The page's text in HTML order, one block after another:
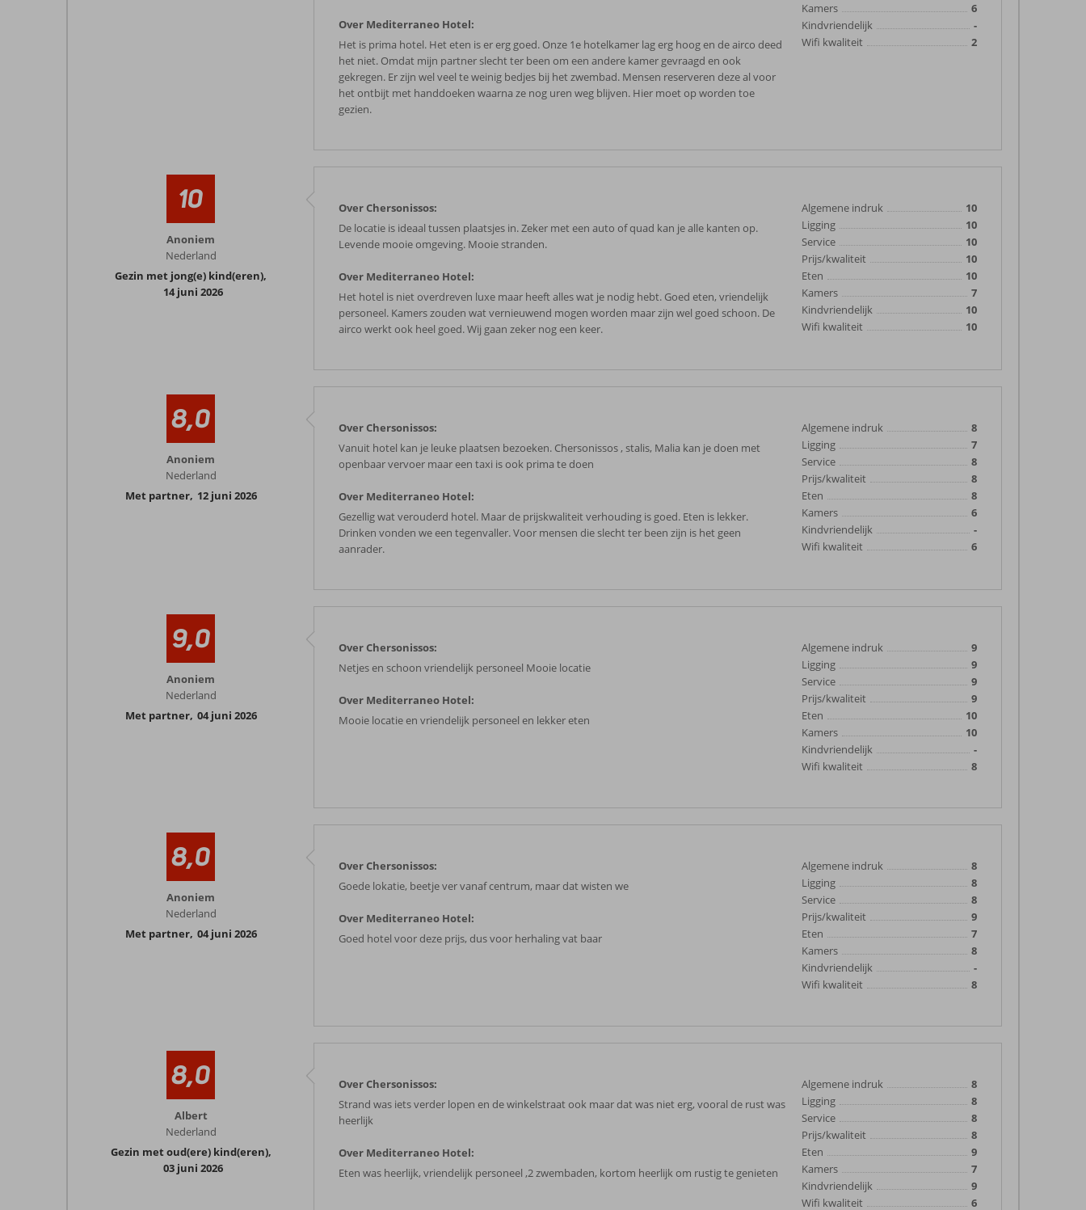
Over Mediterraneo Hotel:
Het is prima hotel. Het eten is er erg goed. Onze 1e hotelkamer lag erg hoog en de airco deed
het niet. Omdat mijn partner slecht ter been om een andere kamer gevraagd en ook
gekregen. Er zijn wel veel te weinig bedjes bij het zwembad. Mensen reserveren deze al voor
het ontbijt met handdoeken waarna ze nog uren weg blijven. Hier moet op worden toe
gezien.
Kamers
6
Kindvriendelijk
-
Wifi kwaliteit
2
10
Anoniem
Nederland
Gezin met jong(e) kind(eren),
14 juni 2026
Over Chersonissos:
De locatie is ideaal tussen plaatsjes in. Zeker met een auto of quad kan je alle kanten op.
Levende mooie omgeving. Mooie stranden.
Over Mediterraneo Hotel:
Het hotel is niet overdreven luxe maar heeft alles wat je nodig hebt. Goed eten, vriendelijk
personeel. Kamers zouden wat vernieuwend mogen worden maar zijn wel goed schoon. De
airco werkt ook heel goed. Wij gaan zeker nog een keer.
Algemene indruk
10
Ligging
10
Service
10
Prijs/kwaliteit
10
Eten
10
Kamers
7
Kindvriendelijk
10
Wifi kwaliteit
10
8,0
Anoniem
Nederland
Met partner, 12 juni 2026
Over Chersonissos:
Vanuit hotel kan je leuke plaatsen bezoeken. Chersonissos , stalis, Malia kan je doen met
openbaar vervoer maar een taxi is ook prima te doen
Over Mediterraneo Hotel:
Gezellig wat verouderd hotel. Maar de prijskwaliteit verhouding is goed. Eten is lekker.
Drinken vonden we een tegenvaller. Voor mensen die slecht ter been zijn is het geen
aanrader.
Algemene indruk
8
Ligging
7
Service
8
Prijs/kwaliteit
8
Eten
8
Kamers
6
Kindvriendelijk
-
Wifi kwaliteit
6
9,0
Anoniem
Nederland
Met partner, 04 juni 2026
Over Chersonissos:
Netjes en schoon vriendelijk personeel Mooie locatie
Over Mediterraneo Hotel:
Mooie locatie en vriendelijk personeel en lekker eten
Algemene indruk
9
Ligging
9
Service
9
Prijs/kwaliteit
9
Eten
10
Kamers
10
Kindvriendelijk
-
Wifi kwaliteit
8
8,0
Anoniem
Nederland
Met partner, 04 juni 2026
Over Chersonissos:
Goede lokatie, beetje ver vanaf centrum, maar dat wisten we
Over Mediterraneo Hotel:
Goed hotel voor deze prijs, dus voor herhaling vat baar
Algemene indruk
8
Ligging
8
Service
8
Prijs/kwaliteit
9
Eten
7
Kamers
8
Kindvriendelijk
-
Wifi kwaliteit
8
8,0
Albert
Nederland
Gezin met oud(ere) kind(eren),
03 juni 2026
Over Chersonissos:
Strand was iets verder lopen en de winkelstraat ook maar dat was niet erg, vooral de rust was
heerlijk
Over Mediterraneo Hotel:
Eten was heerlijk, vriendelijk personeel ,2 zwembaden, kortom heerlijk om rustig te genieten
Algemene indruk
8
Ligging
8
Service
8
Prijs/kwaliteit
8
Eten
9
Kamers
7
Kindvriendelijk
9
Wifi kwaliteit
6